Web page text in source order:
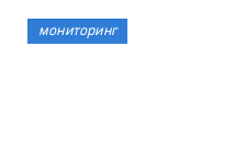
мониторинг